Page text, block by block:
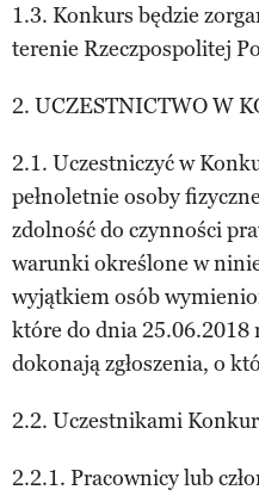
1.3. Konkurs będzie
terenie Rzeczpospolitej
2. UCZESTNICTWO W
2.1. Uczestniczyć w
pełnoletnie osoby
zdolność do czynności
warunki określone w
wyjątkiem osób
które do dnia 25.06.2018
dokonają zgłoszenia, o
2.2. Uczestnikami
2.2.1. Pracownicy lub